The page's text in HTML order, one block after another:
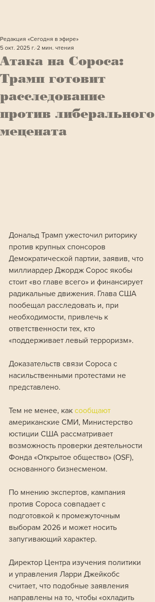
Атака на Сороса:
Трамп готовит
расследование
против либерального
мецената
Редакция «Сегодня в эфире»
5 окт. 2025 г. 2 мин. чтения
Дональд Трамп ужесточил риторику
против крупных спонсоров
Демократической партии, заявив, что
миллиардер Джордж Сорос якобы
стоит «во главе всего» и финансирует
радикальные движения. Глава США
пообещал расследовать и, при
необходимости, привлечь к
ответственности тех, кто
«поддерживает левый терроризм».
Доказательств связи Сороса с
насильственными протестами не
представлено.
Тем не менее, как сообщают
американские СМИ, Министерство
юстиции США рассматривает
возможность проверки деятельности
Фонда «Открытое общество» (OSF),
основанного бизнесменом.
По мнению экспертов, кампания
против Сороса совпадает с
подготовкой к промежуточным
выборам 2026 и может носить
запугивающий характер.
Директор Центра изучения политики
и управления Ларри Джейкобс
считает, что подобные заявления
направлены на то, чтобы «охладить